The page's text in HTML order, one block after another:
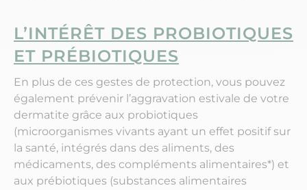
L’INTÉRÊT DES PROBIOTIQUES
ET PRÉBIOTIQUES
En plus de ces gestes de protection, vous pouvez
également prévenir l’aggravation estivale de votre
dermatite grâce aux probiotiques
(microorganismes vivants ayant un effet positif sur
la santé, intégrés dans des aliments, des
médicaments, des compléments alimentaires*) et
aux prébiotiques (substances alimentaires